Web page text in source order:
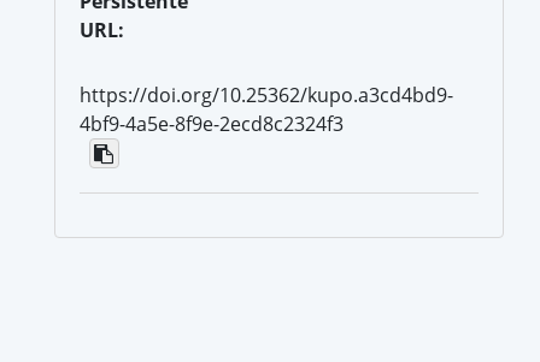
URL:
https://doi.org/10.25362/kupo.a3cd4bd9-
4bf9-4a5e-8f9e-2ecd8c2324f3